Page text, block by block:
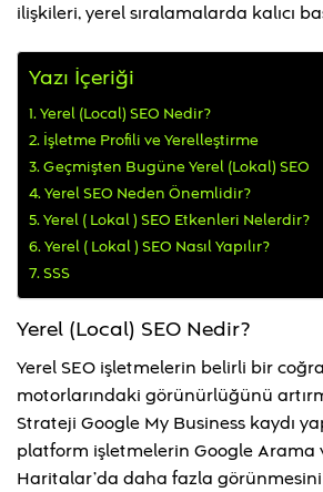
ilişkileri, yerel sıralamalarda kalıcı
Yazı İçeriği
Yerel (Local) SEO Nedir?
İşletme Profili ve Yerelleştirme
Geçmişten Bugüne Yerel (Lokal) SEO
Yerel SEO Neden Önemlidir?
Yerel ( Lokal ) SEO Etkenleri Nelerdir?
Yerel ( Lokal ) SEO Nasıl Yapılır?
SSS
Yerel (Local) SEO Nedir?
Yerel SEO işletmelerin belirli bir
motorlarındaki görünürlüğünü
Strateji Google My Business kaydı
platform işletmelerin Google Arama
Haritalar’da daha fazla görünmesini